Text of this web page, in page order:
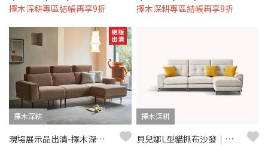
擇木深耕專區結帳再享9折 擇木深耕專區結帳再享9折
擇木深耕
現場展示品出清-擇木深耕-馬德諾L型貓抓布沙發
擇木深耕
貝兒娜L型貓抓布沙發｜耐磨防潑水 × 可拆洗布套 × 左右移動腳椅 – 擇木深耕